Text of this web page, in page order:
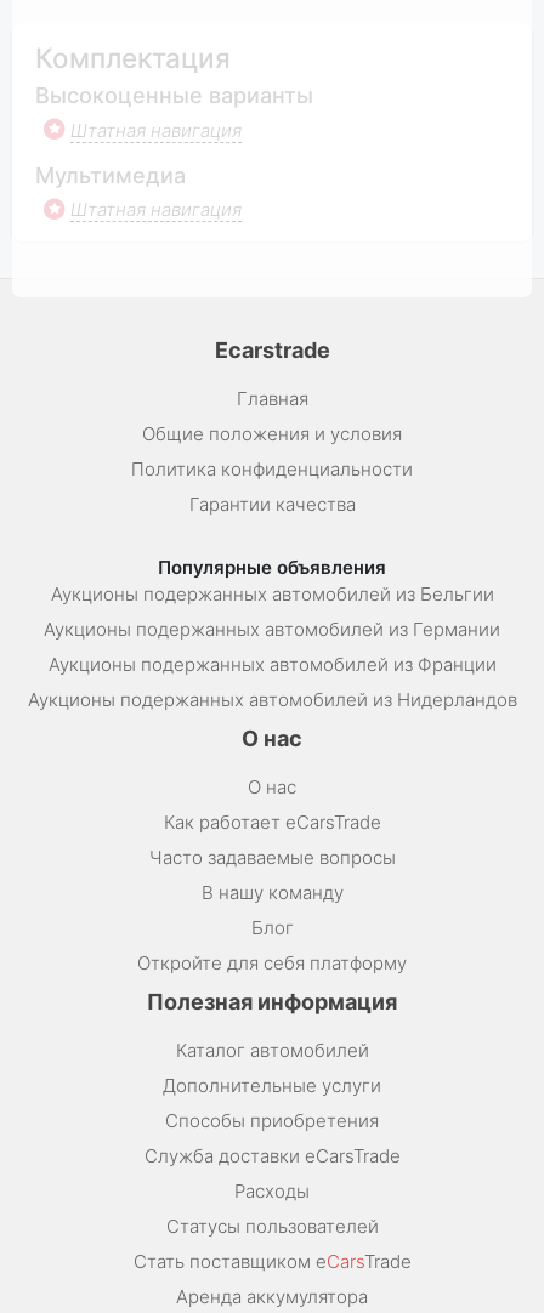
Комплектация
Высокоценные варианты
Штатная навигация
Мультимедиа
Штатная навигация
Ecarstrade
Главная
Общие положения и условия
Политика конфиденциальности
Гарантии качества
Популярные объявления
Аукционы подержанных автомобилей из Бельгии
Аукционы подержанных автомобилей из Германии
Аукционы подержанных автомобилей из Франции
Аукционы подержанных автомобилей из Нидерландов
О нас
О нас
Как работает eCarsTrade
Часто задаваемые вопросы
В нашу команду
Блог
Откройте для себя платформу
Полезная информация
Каталог автомобилей
Дополнительные услуги
Способы приобретения
Служба доставки eCarsTrade
Расходы
Статусы пользователей
Стать поставщиком eCarsTrade
Аренда аккумулятора